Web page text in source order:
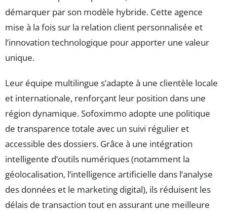
démarquer par son modèle hybride. Cette agence
mise à la fois sur la relation client personnalisée et
l’innovation technologique pour apporter une valeur
unique.
Leur équipe multilingue s’adapte à une clientèle locale
et internationale, renforçant leur position dans une
région dynamique. Sofoximmo adopte une politique
de transparence totale avec un suivi régulier et
accessible des dossiers. Grâce à une intégration
intelligente d’outils numériques (notamment la
géolocalisation, l’intelligence artificielle dans l’analyse
des données et le marketing digital), ils réduisent les
délais de transaction tout en assurant une meilleure